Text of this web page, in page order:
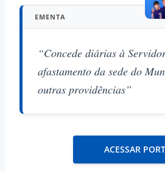
EMENTA
“Concede diárias à
afastamento da sede do
outras providências”
ACESSAR